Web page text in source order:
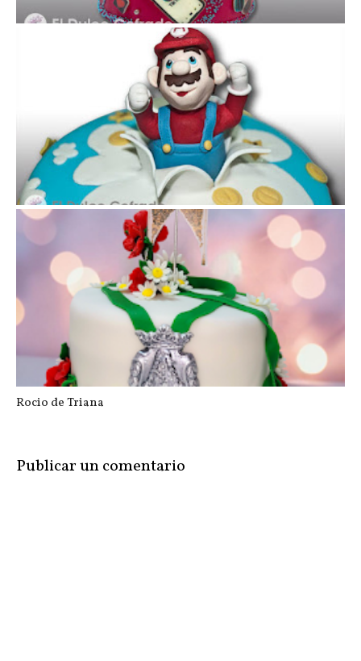
TARTA MARIO BROS
Rocio de Triana
Publicar un comentario